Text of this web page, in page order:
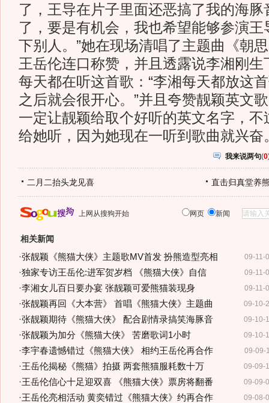
了，王导在片子里面还恶搞了我的海
了，要是有机会，我也希望能够参演
下别人。”她在现场清唱了主题曲《朝
王岳伦连口称赞，并且透露说李湘刚生
每天都在听这首歌：“李湘每天都放这
之后就会很开心。”并且夸赞靓颖英文
一定让靓颖给取个好听的英文名字，不
给她听，因为她现在一听到歌曲就兴奋
我来说两句(0
二月二抬头龙见喜 直击归真堂养
上网从搜狗开始 网页 新闻
相关新闻
09-11-
·张靓颖《熊猫大侠》主题歌MV首发 扮熊造型亮相
09-11-
·独家专访王岳伦:进军贺岁档 《熊猫大侠》自信
09-11-
·李湘女儿百日要办宴 张靓颖可爱熊猫装现身
09-10-
·张靓颖再回《大本营》 首唱《熊猫大侠》主题曲
09-10-
·张靓颖期待《熊猫大侠》 配合剧情录搞笑海豚音
09-10-
·张靓颖为加分《熊猫大侠》 苦磨歌词1小时
09-09-
·李宇春遗憾错过《熊猫大侠》 相约王岳伦再合作
09-09-
·王岳伦揭秘《熊猫》拍摄 两套熊猫服耗数十万
09-09-
·王岳伦信心十足迎双喜 《熊猫大侠》票房将翻番
09-08-
·王岳伦亮相活动 黄奕错过《熊猫大侠》约再合作